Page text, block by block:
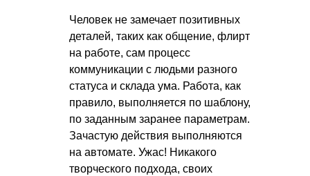
Человек не замечает позитивных
деталей, таких как общение, флирт
на работе, сам процесс
коммуникации с людьми разного
статуса и склада ума. Работа, как
правило, выполняется по шаблону,
по заданным заранее параметрам.
Зачастую действия выполняются
на автомате. Ужас! Никакого
творческого подхода, своих